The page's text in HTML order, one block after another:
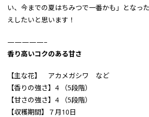
い、今までの夏はちみつで一番かも」となっ
えしたいと思います！
—————–
香り高いコクのある甘さ
【主な花】 アカメガシワ など
【香りの強さ】4 （5段階）
【甘さの強さ】4 （5段階）
【収穫期間】７月10日